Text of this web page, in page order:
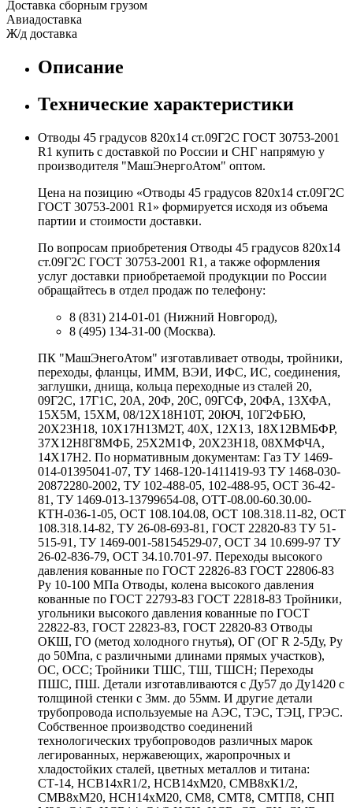
Доставка сборным грузом
Авиадоставка
Ж/д доставка
Описание
Технические характеристики
Отводы 45 градусов 820х14 ст.09Г2С ГОСТ 30753-2001
R1 купить с доставкой по России и СНГ напрямую у
производителя "МашЭнергоАтом" оптом.
Цена на позицию «Отводы 45 градусов 820х14 ст.09Г2С
ГОСТ 30753-2001 R1» формируется исходя из объема
партии и стоимости доставки.
По вопросам приобретения Отводы 45 градусов 820х14
ст.09Г2С ГОСТ 30753-2001 R1, а также оформления
услуг доставки приобретаемой продукции по России
обращайтесь в отдел продаж по телефону:
8 (831) 214-01-01 (Нижний Новгород),
8 (495) 134-31-00 (Москва).
ПК "МашЭнегоАтом" изготавливает отводы, тройники,
переходы, фланцы, ИММ, ВЭИ, ИФС, ИС, соединения,
заглушки, днища, кольца переходные из сталей 20,
09Г2С, 17Г1С, 20А, 20Ф, 20С, 09ГСФ, 20ФА, 13ХФА,
15Х5М, 15ХМ, 08/12Х18Н10Т, 20ЮЧ, 10Г2ФБЮ,
20Х23Н18, 10Х17Н13М2Т, 40Х, 12Х13, 18Х12ВМБФР,
37Х12Н8Г8МФБ, 25Х2М1Ф, 20Х23Н18, 08ХМФЧА,
14Х17Н2. По нормативным документам: Газ ТУ 1469-
014-01395041-07, ТУ 1468-120-1411419-93 ТУ 1468-030-
20872280-2002, ТУ 102-488-05, 102-488-95, ОСТ 36-42-
81, ТУ 1469-013-13799654-08, ОТТ-08.00-60.30.00-
КТН-036-1-05, ОСТ 108.104.08, ОСТ 108.318.11-82, ОСТ
108.318.14-82, ТУ 26-08-693-81, ГОСТ 22820-83 ТУ 51-
515-91, ТУ 1469-001-58154529-07, ОСТ 34 10.699-97 ТУ
26-02-836-79, ОСТ 34.10.701-97. Переходы высокого
давления кованные по ГОСТ 22826-83 ГОСТ 22806-83
Ру 10-100 МПа Отводы, колена высокого давления
кованные по ГОСТ 22793-83 ГОСТ 22818-83 Тройники,
угольники высокого давления кованные по ГОСТ
22822-83, ГОСТ 22823-83, ГОСТ 22820-83 Отводы
ОКШ, ГО (метод холодного гнутья), ОГ (ОГ R 2-5Ду, Ру
до 50Мпа, с различными длинами прямых участков),
ОС, ОСС; Тройники ТШС, ТШ, ТШСН; Переходы
ПШС, ПШ. Детали изготавливаются с Ду57 до Ду1420 с
толщиной стенки с 3мм. до 55мм. И другие детали
трубопровода используемые на АЭС, ТЭС, ТЭЦ, ГРЭС.
Собственное производство соединений
технологических трубопроводов различных марок
легированных, нержавеющих, жаропрочных и
хладостойких сталей, цветных металлов и титана:
СТ-14, НСВ14хR1/2, НСВ14хМ20, СМВ8хК1/2,
СМВ8хМ20, НСН14хМ20, СМ8, СМТ8, СМТП8, СНП